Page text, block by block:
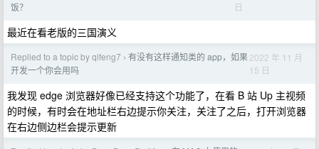
饭？
日
最近在看老版的三国演义
Replied to a topic by qifeng7 › 有没有这样通知类的 app，如果
开发一个你会用吗
2022 年 11 月
15 日
我发现 edge 浏览器好像已经支持这个功能了，在看 B 站 Up 主视频
的时候，有时会在地址栏右边提示你关注，关注了之后，打开浏览器
在右边侧边栏会提示更新